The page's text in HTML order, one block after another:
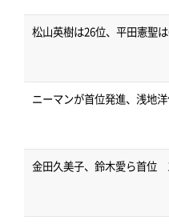
松山英樹は26位、平田憲聖
ニーマンが首位発進、浅地
金田久美子、鈴木愛ら首位